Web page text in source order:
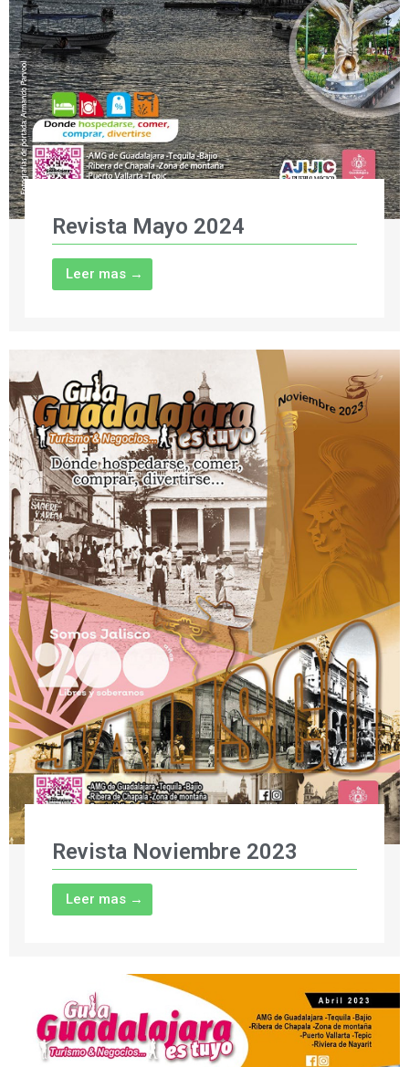
Revista Mayo 2024
Leer mas →
Revista Noviembre 2023
Leer mas →